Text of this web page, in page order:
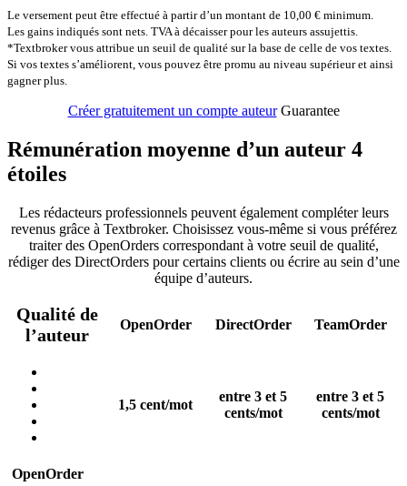
Le versement peut être effectué à partir d’un montant de 10,00 € minimum.
Les gains indiqués sont nets. TVA à décaisser pour les auteurs assujettis.
*Textbroker vous attribue un seuil de qualité sur la base de celle de vos textes.
Si vos textes s’améliorent, vous pouvez être promu au niveau supérieur et ainsi
gagner plus.
Créer gratuitement un compte auteur Guarantee
Rémunération moyenne d’un auteur 4
étoiles
Les rédacteurs professionnels peuvent également compléter leurs
revenus grâce à Textbroker. Choisissez vous-même si vous préférez
traiter des OpenOrders correspondant à votre seuil de qualité,
rédiger des DirectOrders pour certains clients ou écrire au sein d’une
équipe d’auteurs.
Qualité de
l’auteur
OpenOrder DirectOrder TeamOrder
1,5 cent/mot
entre 3 et 5
cents/mot
entre 3 et 5
cents/mot
OpenOrder